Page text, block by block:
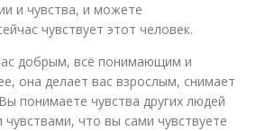
и чувства, и можете
чувствует этот человек.
добрым, всё понимающим и
она делает вас взрослым, снимает
понимаете чувства других людей
чувствами, что вы сами чувствуете